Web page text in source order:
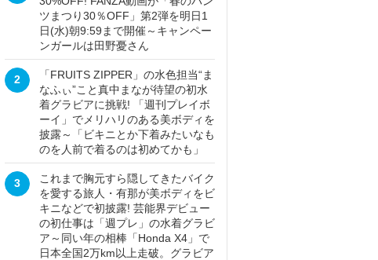
ツまつり30％OFF」第2弾を明日1
日(水)朝9:59まで開催～キャンペー
ンガールは田野憂さん
2
「FRUITS ZIPPER」の水色担当“ま
なふぃ”こと真中まなが待望の初水
着グラビアに挑戦! 「週刊プレイボ
ーイ」でメリハリのある美ボディを
披露～「ビキニとか下着みたいなも
のを人前で着るのは初めてかも」
3
これまで胸元すら隠してきたバイク
を愛する旅人・有那が美ボディをビ
キニなどで初披露! 芸能界デビュー
の初仕事は「週プレ」の水着グラビ
ア～同い年の相棒「Honda X4」で
日本全国2万km以上走破。グラビア